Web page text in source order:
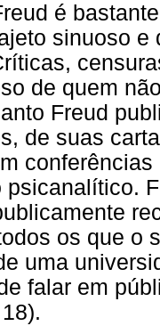
é
sinuoso
de quem
Freud
de suas
psicanalítico.
os que o
uma
falar em